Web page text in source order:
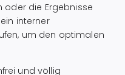
oder die Ergebnisse
interner
um den optimalen
und völlig